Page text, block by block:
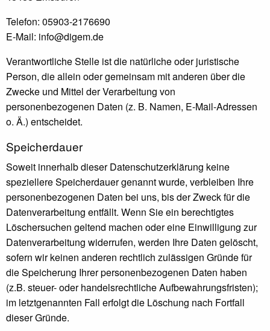
Telefon: 05903-2176690
E-Mail: info@digem.de
Verantwortliche Stelle ist die natürliche oder juristische
Person, die allein oder gemeinsam mit anderen über die
Zwecke und Mittel der Verarbeitung von
personenbezogenen Daten (z. B. Namen, E-Mail-Adressen
o. Ä.) entscheidet.
Speicherdauer
Soweit innerhalb dieser Datenschutzerklärung keine
speziellere Speicherdauer genannt wurde, verbleiben Ihre
personenbezogenen Daten bei uns, bis der Zweck für die
Datenverarbeitung entfällt. Wenn Sie ein berechtigtes
Löschersuchen geltend machen oder eine Einwilligung zur
Datenverarbeitung widerrufen, werden Ihre Daten gelöscht,
sofern wir keinen anderen rechtlich zulässigen Gründe für
die Speicherung Ihrer personenbezogenen Daten haben
(z.B. steuer- oder handelsrechtliche Aufbewahrungsfristen);
im letztgenannten Fall erfolgt die Löschung nach Fortfall
dieser Gründe.